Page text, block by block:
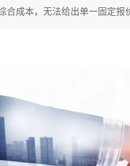
合成本，无法给出单一固定报